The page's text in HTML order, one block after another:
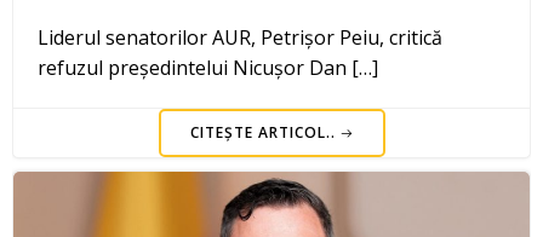
Liderul senatorilor AUR, Petrișor Peiu, critică
refuzul președintelui Nicușor Dan […]
CITEȘTE ARTICOL..